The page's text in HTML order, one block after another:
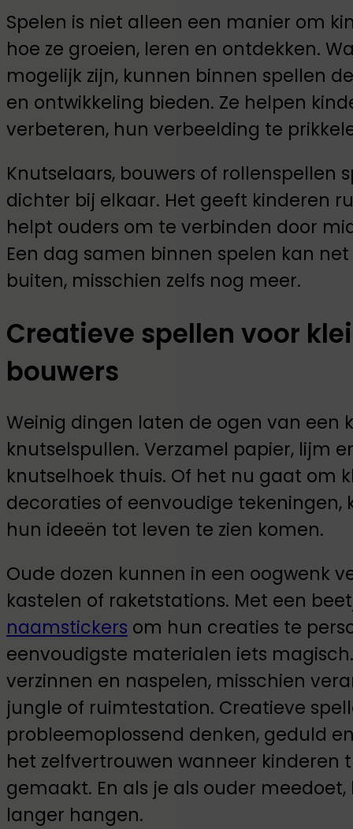
Spelen is niet alleen een manier om
hoe ze groeien, leren en ontdekken.
mogelijk zijn, kunnen binnen spellen
en ontwikkeling bieden. Ze helpen
verbeteren, hun verbeelding te
Knutselaars, bouwers of rollenspellen
dichter bij elkaar. Het geeft kinderen
helpt ouders om te verbinden door
Een dag samen binnen spelen kan
buiten, misschien zelfs nog meer.
Creatieve spellen voor
bouwers
Weinig dingen laten de ogen van een
knutselspullen. Verzamel papier, lijm
knutselhoek thuis. Of het nu gaat om
decoraties of eenvoudige
hun ideeën tot leven te zien komen.
Oude dozen kunnen in een oogwenk
kastelen of raketstations. Met een
naamstickers om hun creaties te
eenvoudigste materialen iets
verzinnen en naspelen, misschien
jungle of ruimtestation. Creatieve
probleemoplossend denken, geduld
het zelfvertrouwen wanneer kinderen
gemaakt. En als je als ouder
langer hangen.